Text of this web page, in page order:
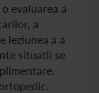
evaluarea a
a
leziunea a a
situatii se